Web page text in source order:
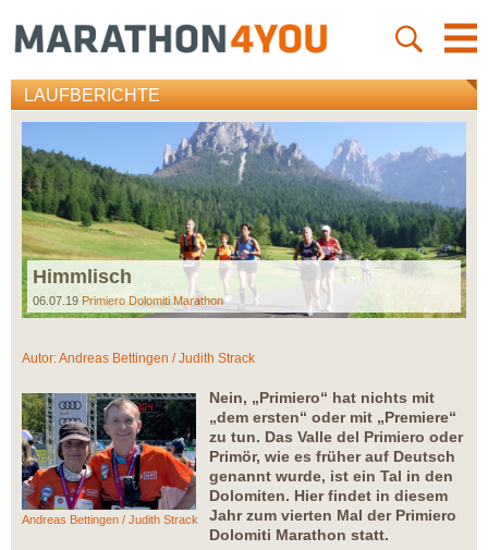
LAUFBERICHTE
Himmlisch
06.07.19 Primiero Dolomiti Marathon
Autor:Andreas Bettingen / Judith Strack
Andreas Bettingen / Judith Strack
Nein, „Primiero“ hat nichts mit
„dem ersten“ oder mit „Premiere“
zu tun. Das Valle del Primiero oder
Primör, wie es früher auf Deutsch
genannt wurde, ist ein Tal in den
Dolomiten. Hier findet in diesem
Jahr zum vierten Mal der Primiero
Dolomiti Marathon statt.